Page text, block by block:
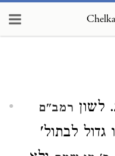
. לשון רמב"ם
גדול לבתול'